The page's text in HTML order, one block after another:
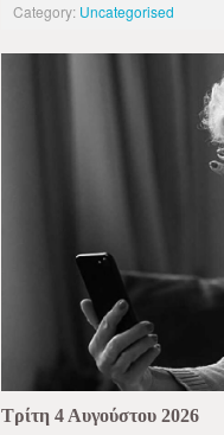
Category: Uncategorised
Τρίτη 4 Αυγούστου 2026